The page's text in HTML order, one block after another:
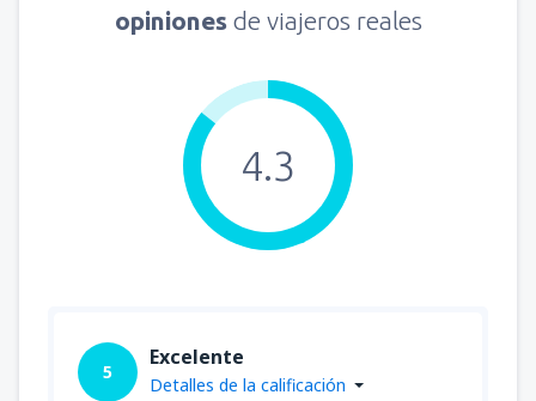
opiniones de viajeros reales
4.3
5
Excelente
Detalles de la calificación